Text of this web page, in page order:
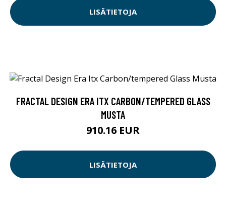
LISÄTIETOJA
FRACTAL DESIGN ERA ITX CARBON/TEMPERED GLASS
MUSTA
910.16 EUR
LISÄTIETOJA